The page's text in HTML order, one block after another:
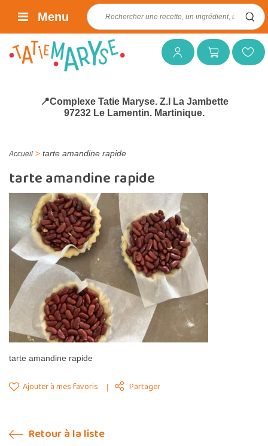
Mon compteMon panierMes favoris
Rechercher :
Menu
📍Complexe Tatie Maryse. Z.I La Jambette
97232 Le Lamentin. Martinique.
Accueil > tarte amandine rapide
tarte amandine rapide
tarte amandine rapide
Ajouter à mes favoris Partager
Retour à la liste